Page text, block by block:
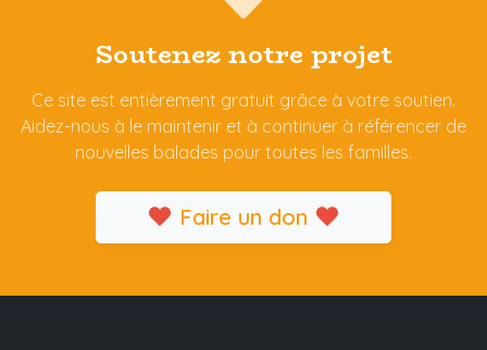
Soutenez notre projet
Ce site est entièrement gratuit grâce à votre soutien.
Aidez-nous à le maintenir et à continuer à référencer de
nouvelles balades pour toutes les familles.
Faire un don